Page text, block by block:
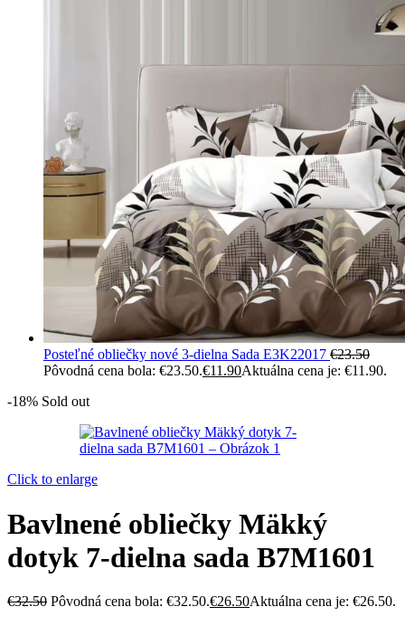
Posteľné obliečky nové 3-dielna Sada E3K22017 €23.50
Pôvodná cena bola: €23.50.€11.90Aktuálna cena je: €11.90.
-18% Sold out
Click to enlarge
Bavlnené obliečky Mäkký
dotyk 7-dielna sada B7M1601
€32.50 Pôvodná cena bola: €32.50.€26.50Aktuálna cena je: €26.50.